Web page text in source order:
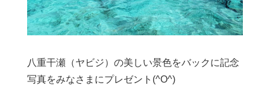
八重干瀬（ヤビジ）の美しい景色をバックに記念
写真をみなさまにプレゼント(^O^)